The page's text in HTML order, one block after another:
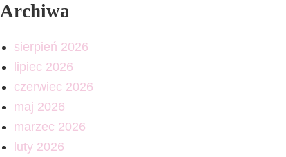
Archiwa
sierpień 2026
lipiec 2026
czerwiec 2026
maj 2026
marzec 2026
luty 2026